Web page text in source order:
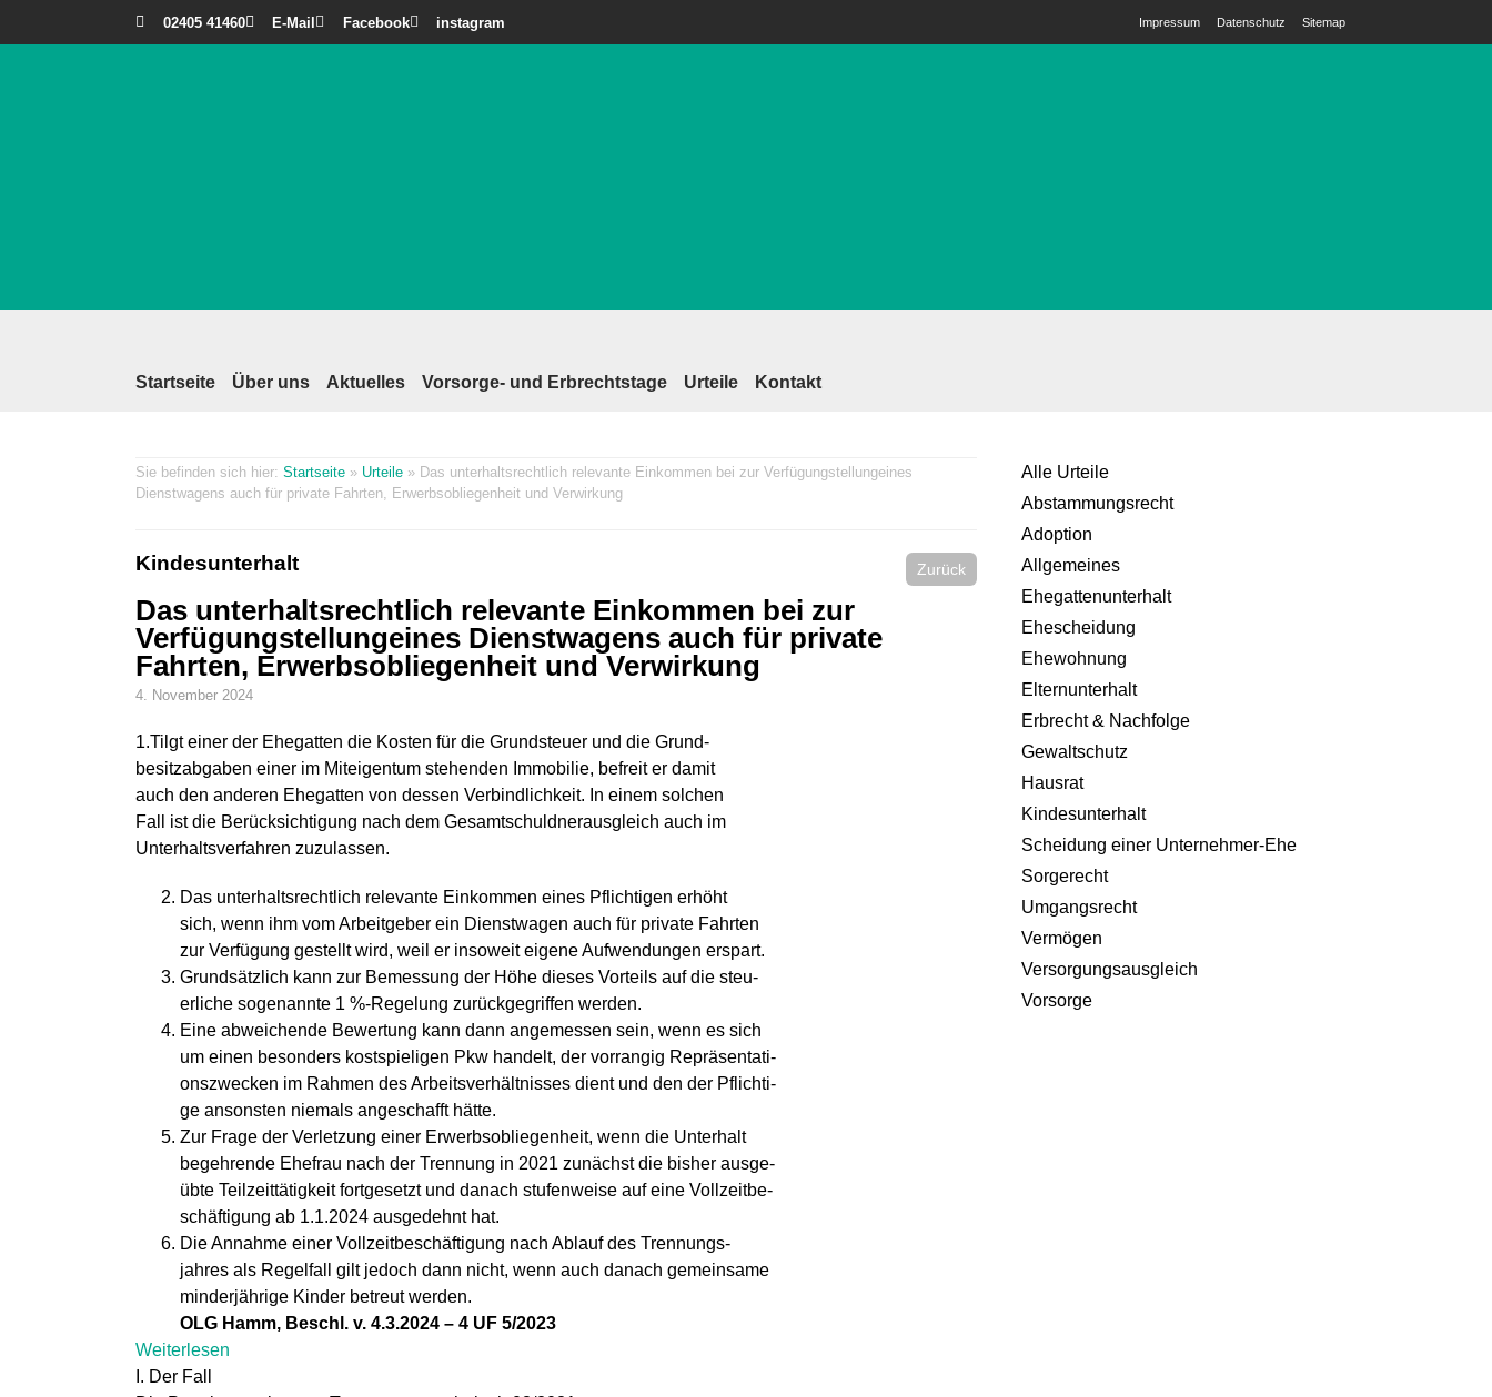
02405 41460 E-Mail Facebook instagram Impressum Datenschutz Sitemap
Startseite Über uns Aktuelles Vorsorge- und Erbrechtstage Urteile Kontakt
Startseite » Urteile » Das unterhaltsrechtlich relevante Einkommen bei zur Verfügungstellungeines
Dienstwagens auch für private Fahrten, Erwerbsobliegenheit und Verwirkung
Kindesunterhalt Zurück
Das unterhaltsrechtlich relevante Einkommen bei zur
Verfügungstellungeines Dienstwagens auch für private
Fahrten, Erwerbsobliegenheit und Verwirkung
4. November 2024
1.Tilgt einer der Ehegatten die Kosten für die Grundsteuer und die Grund-
besitzabgaben einer im Miteigentum stehenden Immobilie, befreit er damit
auch den anderen Ehegatten von dessen Verbindlichkeit. In einem solchen
Fall ist die Berücksichtigung nach dem Gesamtschuldnerausgleich auch im
Unterhaltsverfahren zuzulassen.
Das unterhaltsrechtlich relevante Einkommen eines Pflichtigen erhöht
sich, wenn ihm vom Arbeitgeber ein Dienstwagen auch für private Fahrten
zur Verfügung gestellt wird, weil er insoweit eigene Aufwendungen erspart.
Grundsätzlich kann zur Bemessung der Höhe dieses Vorteils auf die steu-
erliche sogenannte 1 %-Regelung zurückgegriffen werden.
Eine abweichende Bewertung kann dann angemessen sein, wenn es sich
um einen besonders kostspieligen Pkw handelt, der vorrangig Repräsentati-
onszwecken im Rahmen des Arbeitsverhältnisses dient und den der Pflichti-
ge ansonsten niemals angeschafft hätte.
Zur Frage der Verletzung einer Erwerbsobliegenheit, wenn die Unterhalt
begehrende Ehefrau nach der Trennung in 2021 zunächst die bisher ausge-
übte Teilzeittätigkeit fortgesetzt und danach stufenweise auf eine Vollzeitbe-
schäftigung ab 1.1.2024 ausgedehnt hat.
Die Annahme einer Vollzeitbeschäftigung nach Ablauf des Trennungs-
jahres als Regelfall gilt jedoch dann nicht, wenn auch danach gemeinsame
minderjährige Kinder betreut werden.
OLG Hamm, Beschl. v. 4.3.2024 – 4 UF 5/2023
Weiterlesen
I. Der Fall
Alle Urteile
Abstammungsrecht
Adoption
Allgemeines
Ehegattenunterhalt
Ehescheidung
Ehewohnung
Elternunterhalt
Erbrecht & Nachfolge
Gewaltschutz
Hausrat
Kindesunterhalt
Scheidung einer Unternehmer-Ehe
Sorgerecht
Umgangsrecht
Vermögen
Versorgungsausgleich
Vorsorge